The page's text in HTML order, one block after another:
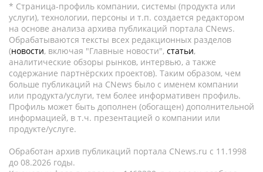
* Страница-профиль компании, системы (продукта или
услуги), технологии, персоны и т.п. создается редактором
на основе анализа архива публикаций портала CNews.
Обрабатываются тексты всех редакционных разделов
(новости, включая "Главные новости", статьи,
аналитические обзоры рынков, интервью, а также
содержание партнёрских проектов). Таким образом, чем
больше публикаций на CNews было с именем компании
или продукта/услуги, тем более информативен профиль.
Профиль может быть дополнен (обогащен) дополнительной
информацией, в т.ч. презентацией о компании или
продукте/услуге.
Обработан архив публикаций портала CNews.ru c 11.1998
до 08.2026 годы.